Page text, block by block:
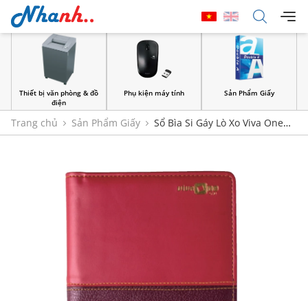
Thiết bị văn phòng & đồ
điện
Phụ kiện máy tính Sản Phẩm Giấy
Trang chủ Sản Phẩm Giấy
Sổ Bìa Si Gáy Lò Xo Viva One
S7.10